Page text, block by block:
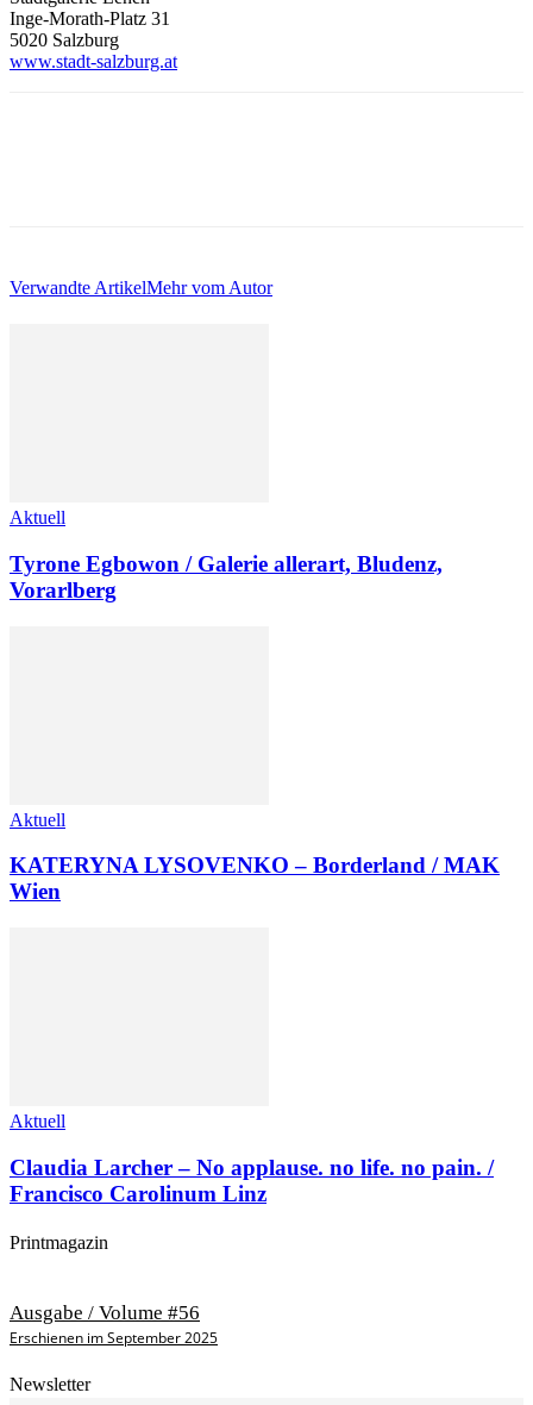
Inge-Morath-Platz 31
5020 Salzburg
www.stadt-salzburg.at
Verwandte ArtikelMehr vom Autor
Aktuell
Tyrone Egbowon / Galerie allerart, Bludenz,
Vorarlberg
Aktuell
KATERYNA LYSOVENKO – Borderland / MAK
Wien
Aktuell
Claudia Larcher – No applause. no life. no pain. /
Francisco Carolinum Linz
Printmagazin
Ausgabe / Volume #56
Erschienen im September 2025
Newsletter